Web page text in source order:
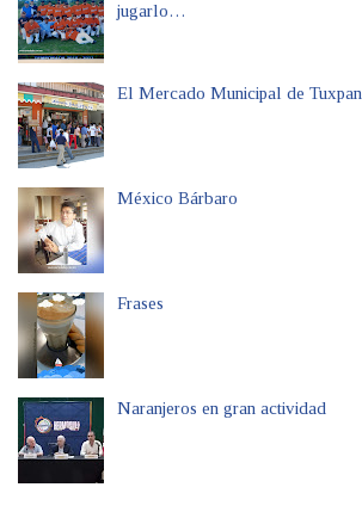
jugarlo…
El Mercado Municipal de
México Bárbaro
Frases
Naranjeros en gran actividad